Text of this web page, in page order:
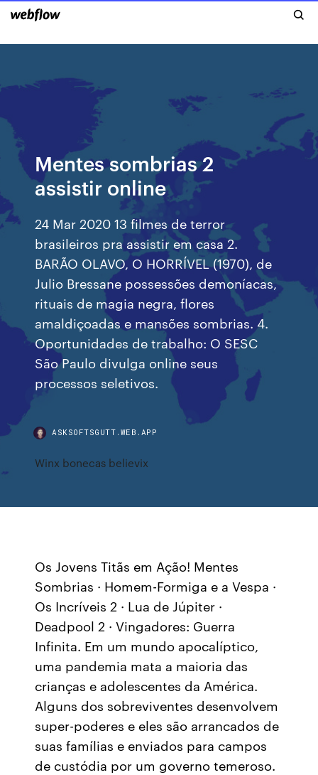
Mentes sombrias 2
assistir online
24 Mar 2020 13 filmes de terror
brasileiros pra assistir em casa 2.
BARÃO OLAVO, O HORRÍVEL (1970), de
Julio Bressane possessões demoníacas,
rituais de magia negra, flores
amaldiçoadas e mansões sombrias. 4.
Oportunidades de trabalho: O SESC
São Paulo divulga online seus
processos seletivos.
ASKSOFTSGUTT.WEB.APP
Winx bonecas believix
Os Jovens Titãs em Ação! Mentes
Sombrias · Homem-Formiga e a Vespa ·
Os Incríveis 2 · Lua de Júpiter ·
Deadpool 2 · Vingadores: Guerra
Infinita. Em um mundo apocalíptico,
uma pandemia mata a maioria das
crianças e adolescentes da América.
Alguns dos sobreviventes desenvolvem
super-poderes e eles são arrancados de
suas famílias e enviados para campos
de custódia por um governo temeroso.